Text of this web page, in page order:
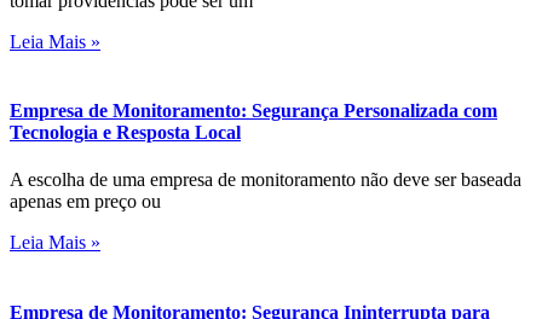
Leia Mais »
Empresa de Monitoramento: Segurança Personalizada com
Tecnologia e Resposta Local
A escolha de uma empresa de monitoramento não deve ser baseada
apenas em preço ou
Leia Mais »
Empresa de Monitoramento: Segurança Ininterrupta para